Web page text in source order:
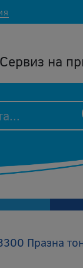
Сервиз на
Празна